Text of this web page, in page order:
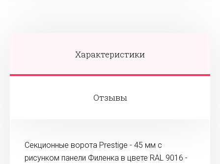
Характеристики
Отзывы
Секционные ворота Prestige - 45 мм с
рисунком панели Филенка в цвете RAL 9016 -